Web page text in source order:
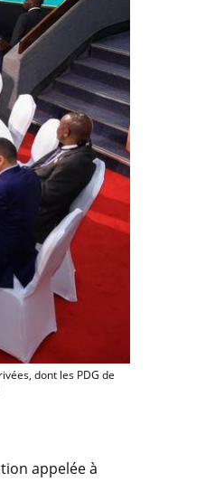
sur l’agriculture qui a rassemblé le
dont les PDG de
appelée à